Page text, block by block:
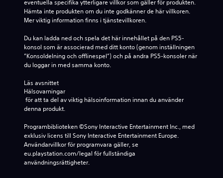
eventuella specifika ytterligare villkor som gäller för produkten.
Hämta inte produkten om du inte godkänner de här villkoren.
Mer viktig information finns i tjänstevillkoren.
Du kan ladda ned och spela det här innehållet på den PS5-
konsol som är associerad med ditt konto (genom inställningen
”Konsoldelning och offlinespel”) och på andra PS5-konsoler när
du loggar in med samma konto.
Läs avsnittet
Hälsovarningar
denna produkt.
Programbiblioteken ©Sony Interactive Entertainment Inc., med
exklusiv licens till Sony Interactive Entertainment Europe.
Användarvillkor för programvara gäller, se
eu.playstation.com/legal för fullständiga
användningsrättigheter.